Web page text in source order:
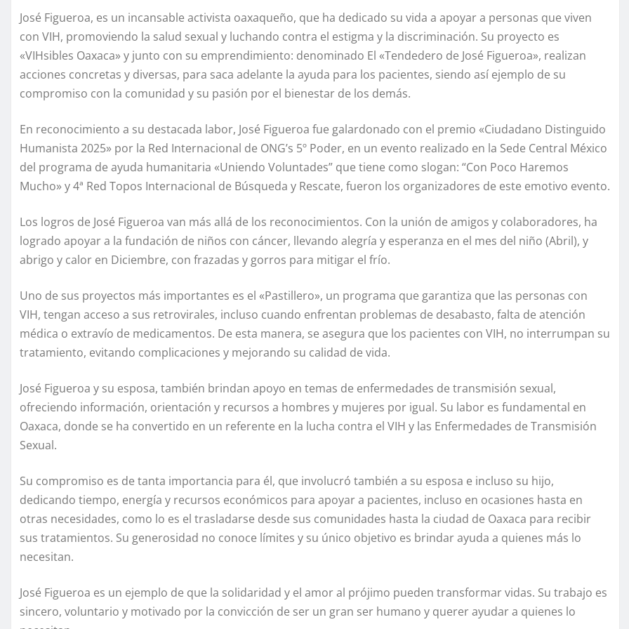
José Figueroa, es un incansable activista oaxaqueño, que ha dedicado su vida a apoyar a personas que viven
con VIH, promoviendo la salud sexual y luchando contra el estigma y la discriminación. Su proyecto es
«VIHsibles Oaxaca» y junto con su emprendimiento: denominado El «Tendedero de José Figueroa», realizan
acciones concretas y diversas, para saca adelante la ayuda para los pacientes, siendo así ejemplo de su
compromiso con la comunidad y su pasión por el bienestar de los demás.
En reconocimiento a su destacada labor, José Figueroa fue galardonado con el premio «Ciudadano Distinguido
Humanista 2025» por la Red Internacional de ONG’s 5º Poder, en un evento realizado en la Sede Central México
del programa de ayuda humanitaria «Uniendo Voluntades” que tiene como slogan: “Con Poco Haremos
Mucho» y 4ª Red Topos Internacional de Búsqueda y Rescate, fueron los organizadores de este emotivo evento.
Los logros de José Figueroa van más allá de los reconocimientos. Con la unión de amigos y colaboradores, ha
logrado apoyar a la fundación de niños con cáncer, llevando alegría y esperanza en el mes del niño (Abril), y
abrigo y calor en Diciembre, con frazadas y gorros para mitigar el frío.
Uno de sus proyectos más importantes es el «Pastillero», un programa que garantiza que las personas con
VIH, tengan acceso a sus retrovirales, incluso cuando enfrentan problemas de desabasto, falta de atención
médica o extravío de medicamentos. De esta manera, se asegura que los pacientes con VIH, no interrumpan su
tratamiento, evitando complicaciones y mejorando su calidad de vida.
José Figueroa y su esposa, también brindan apoyo en temas de enfermedades de transmisión sexual,
ofreciendo información, orientación y recursos a hombres y mujeres por igual. Su labor es fundamental en
Oaxaca, donde se ha convertido en un referente en la lucha contra el VIH y las Enfermedades de Transmisión
Sexual.
Su compromiso es de tanta importancia para él, que involucró también a su esposa e incluso su hijo,
dedicando tiempo, energía y recursos económicos para apoyar a pacientes, incluso en ocasiones hasta en
otras necesidades, como lo es el trasladarse desde sus comunidades hasta la ciudad de Oaxaca para recibir
sus tratamientos. Su generosidad no conoce límites y su único objetivo es brindar ayuda a quienes más lo
necesitan.
José Figueroa es un ejemplo de que la solidaridad y el amor al prójimo pueden transformar vidas. Su trabajo es
sincero, voluntario y motivado por la convicción de ser un gran ser humano y querer ayudar a quienes lo